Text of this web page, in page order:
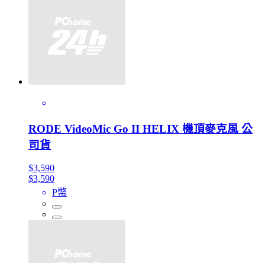
RODE VideoMic Go II HELIX 機頂麥克風 公
司貨
$3,590
$3,590
P幣